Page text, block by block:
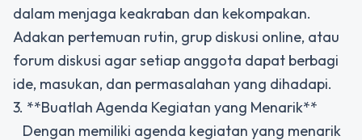
dalam menjaga keakraban dan kekompakan.
Adakan pertemuan rutin, grup diskusi online, atau
forum diskusi agar setiap anggota dapat berbagi
ide, masukan, dan permasalahan yang dihadapi.
3. **Buatlah Agenda Kegiatan yang Menarik**
Dengan memiliki agenda kegiatan yang menarik